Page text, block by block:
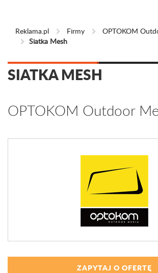
Reklama.pl Firmy
OPTOKOM
Siatka Mesh
SIATKA MESH
OPTOKOM Outdoor
ZAPYTAJ O OFERTĘ